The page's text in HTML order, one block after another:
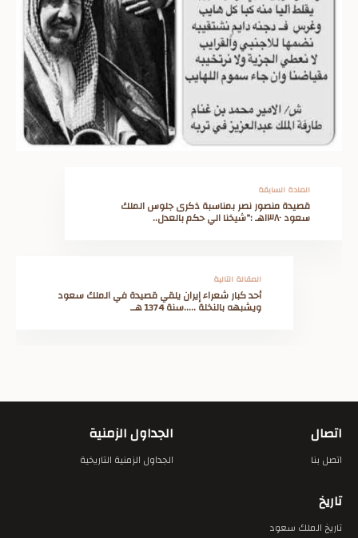
المادة السابقة
قصيدة منصور نصر بمناسبة ذكرى جلوس الملك
سعود ١٣٨٠هـ :”شيخنا الي حكم بالعدل..
المقالة التالية
أحد كبار شعراء إيران يلقي قصيدة في الملك سعود
ويشبهه بالنخلة …..سنة 1374 هــ
اتصال
اتصل بنا
الجداول الزمنية
الجداول الزمنية التاريخية
تاريخ
تاريخ الملك سعود